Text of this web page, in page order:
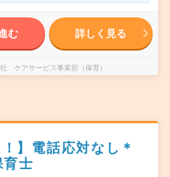
む 詳しく見る
ケアサービス事業部（保育）
】電話応対なし＊
士